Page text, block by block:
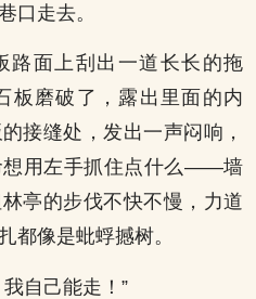
口走去。
路面上刮出一道长长的拖
板磨破了，露出里面的内
接缝处，发出一声闷响，
想用左手抓住点什么——墙
亭的步伐不快不慢，力道
都像是蚍蜉撼树。
自己能走！”